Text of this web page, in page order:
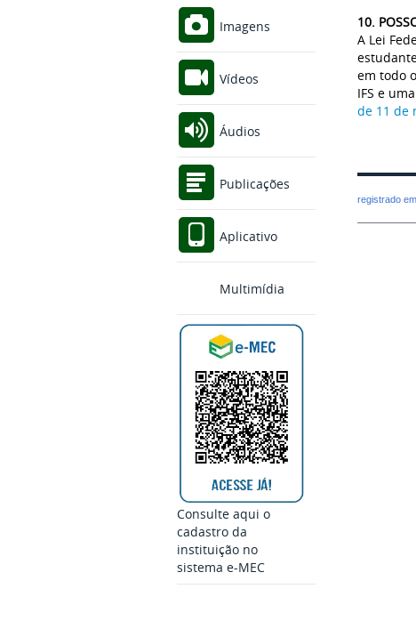
Imagens
Vídeos
Áudios
Publicações
Aplicativo
Multimídia
Consulte aqui o
cadastro da
instituição no
sistema e-MEC
10.
A Lei
em todo
IFS e
de 11 de
registrado